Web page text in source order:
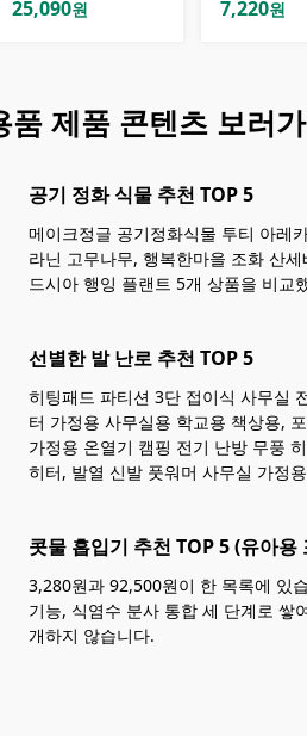
25,090원
7,220원
품 제품 콘텐츠 보러
공기 정화 식물 추천 TOP 5
메이크정글 공기정화식물 투티 아레
라닌 고무나무, 행복한마을 조화 산
드시아 행잉 플랜트 5개 상품을 비교
선별한 발 난로 추천 TOP 5
히팅패드 파티션 3단 접이식 사무실
터 가정용 사무실용 학교용 책상용,
가정용 온열기 캠핑 전기 난방 무풍
히터, 발열 신발 풋워머 사무실 가정
콧물 흡입기 추천 TOP 5 (유아용
3,280원과 92,500원이 한 목록에 있
기능, 식염수 분사 통합 세 단계로 쌓
개하지 않습니다.